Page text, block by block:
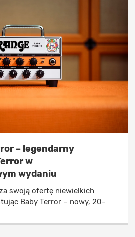
– legendarny
w
wydaniu
swoją ofertę niewielkich
Baby Terror – nowy, 20-